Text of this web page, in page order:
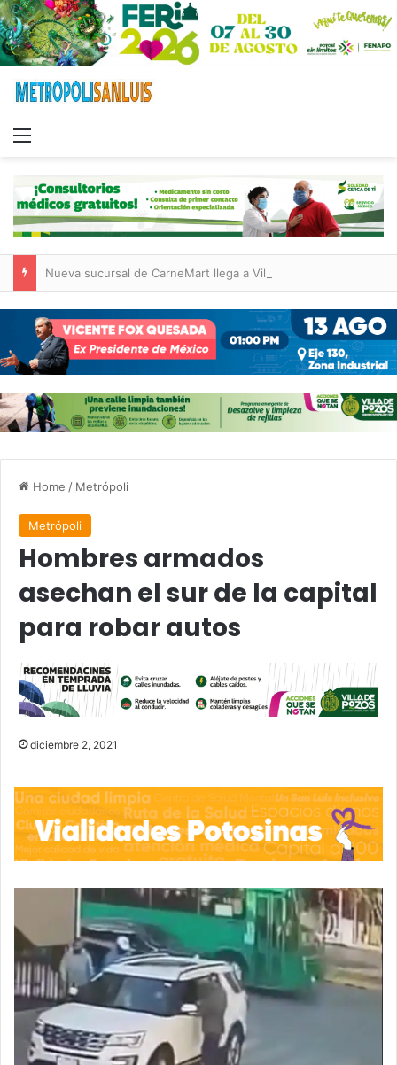
Home / Metrópoli
Metrópoli
Hombres armados
asechan el sur de la capital
para robar autos
diciembre 2, 2021